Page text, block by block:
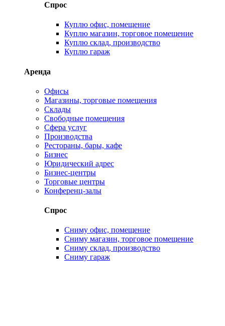
Спрос
Куплю офис, помещение
Куплю магазин, торговое помещение
Куплю склад, производство
Куплю гараж
Аренда
Офисы
Магазины, торговые помещения
Склады
Свободные помещения
Сфера услуг
Производства
Рестораны, бары, кафе
Бизнес
Юридический адрес
Бизнес-центры
Торговые центры
Конференц-залы
Спрос
Сниму офис, помещение
Сниму магазин, торговое помещение
Сниму склад, производство
Сниму гараж